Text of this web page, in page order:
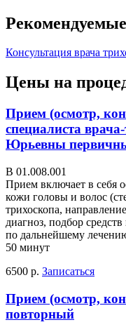
Консультация врача
Цены на
Прием (осмотр,
специалиста
Юрьевны
В 01.008.001
Прием включает в себя
кожи головы и волос
трихоскопа,
диагноз, подбор
по дальнейшему
50 минут
6500 р. Записаться
Прием (осмотр,
повторный